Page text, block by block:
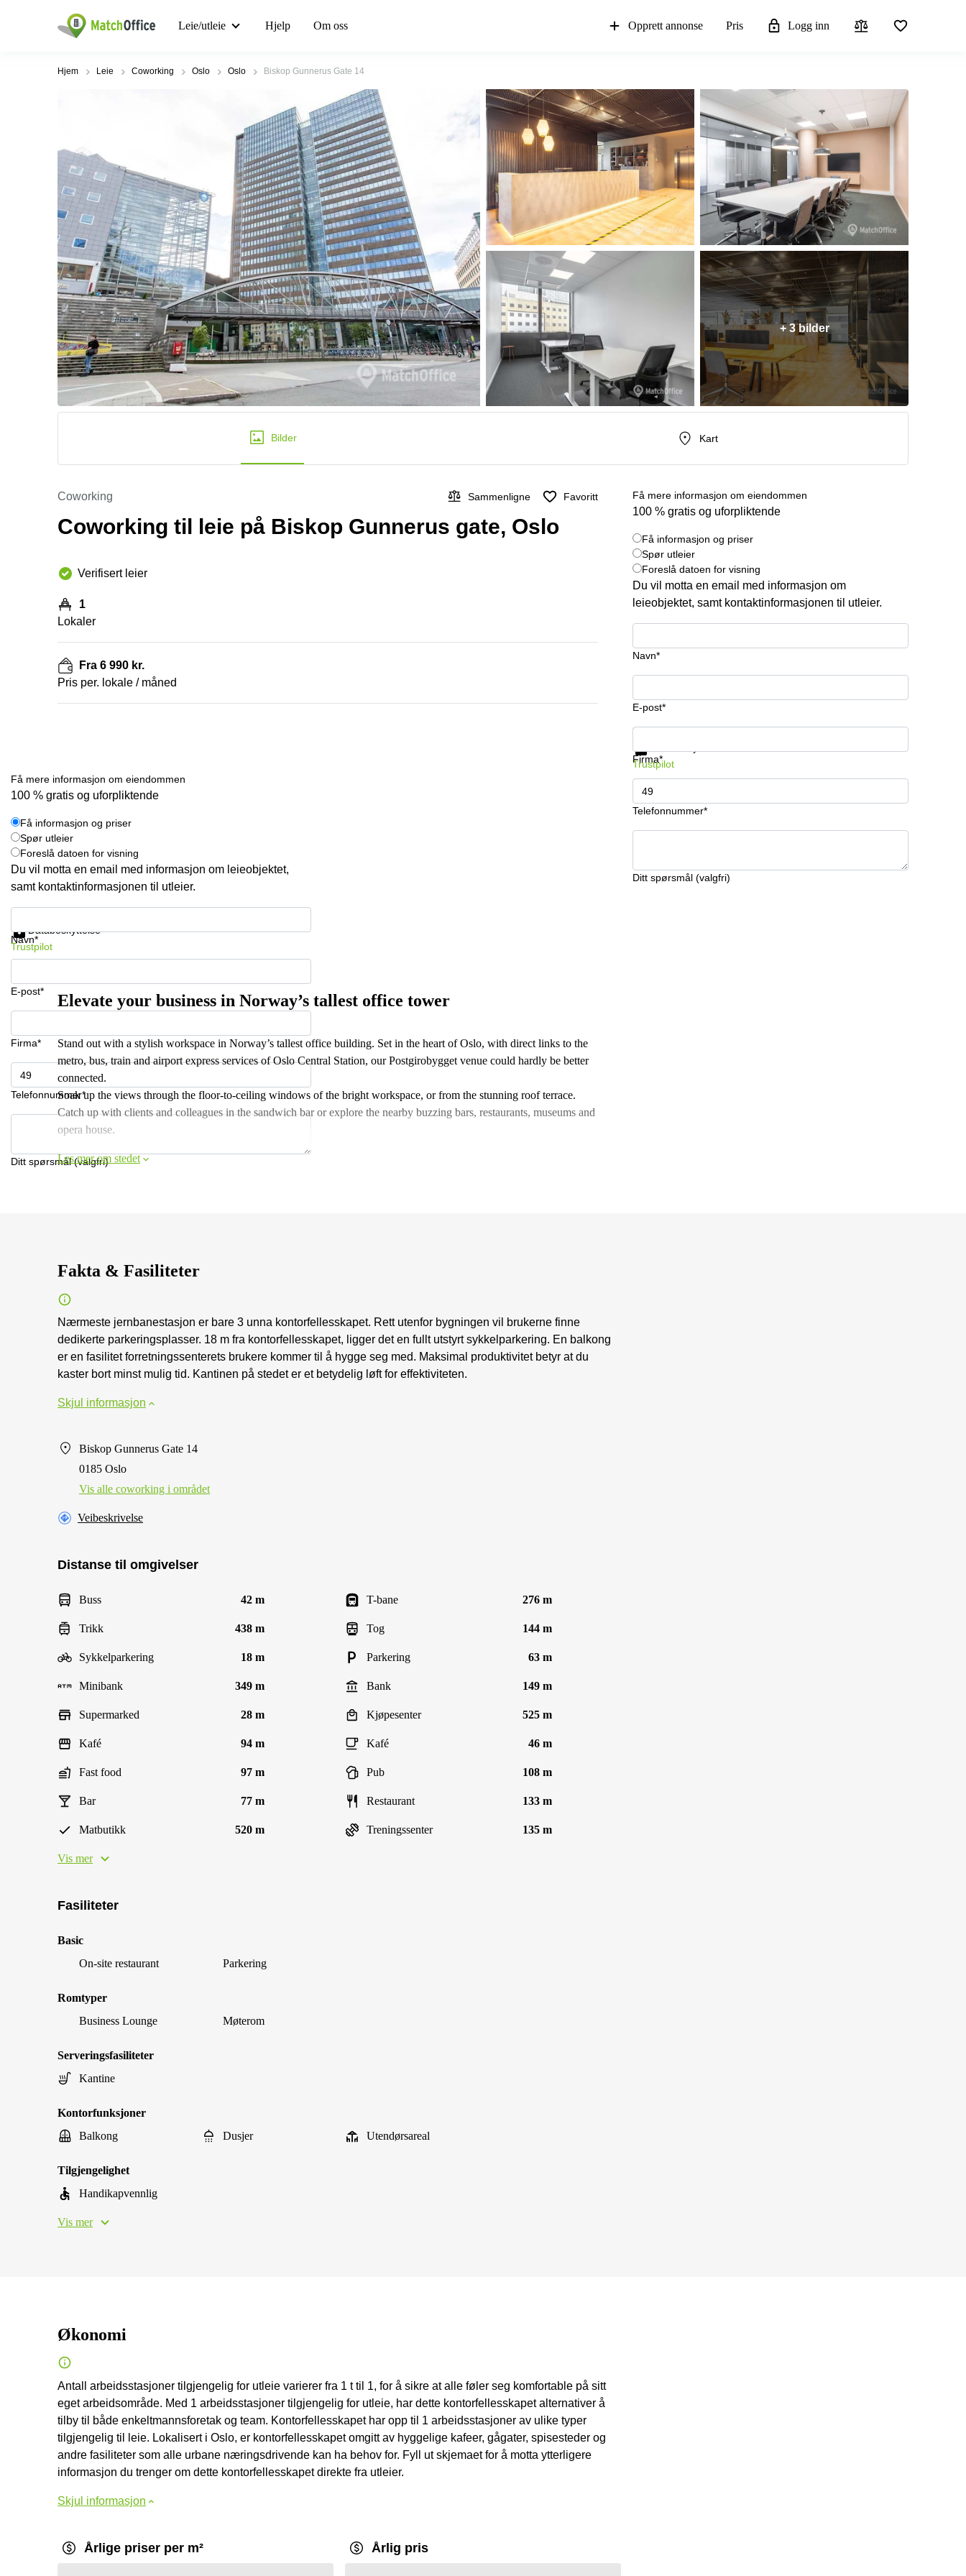
Leie/utleie Hjelp Om oss Opprett annonse Pris Logg inn
Hjem Leie Coworking Oslo Oslo Biskop Gunnerus Gate 14
+ 3 bilder
Bilder Kart
Coworking Sammenligne Favoritt
Coworking til leie på Biskop Gunnerus gate, Oslo
Verifisert leier
1
Lokaler
Fra 6 990 kr.
Pris per. lokale / måned
Få mere informasjon om eiendommen
100 % gratis og uforpliktende
Få informasjon og priser
Spør utleier
Foreslå datoen for visning
Du vil motta en email med informasjon om
leieobjektet, samt kontaktinformasjonen til utleier.
Navn*
E-post*
Firma*
Telefonnummer*
Ditt spørsmål (valgfri)
Få informasjon og priser
Trustpilot
Få mere informasjon om eiendommen
100 % gratis og uforpliktende
Få informasjon og priser
Spør utleier
Foreslå datoen for visning
Du vil motta en email med informasjon om leieobjektet,
samt kontaktinformasjonen til utleier.
Navn*
E-post*
Firma*
Telefonnummer*
Ditt spørsmål (valgfri)
Databeskyttelse
Trustpilot
Elevate your business in Norway’s tallest office tower
Stand out with a stylish workspace in Norway’s tallest office building. Set in the heart of Oslo, with direct links to the
metro, bus, train and airport express services of Oslo Central Station, our Postgirobygget venue could hardly be better
connected.
Soak up the views through the floor-to-ceiling windows of the bright workspace, or from the stunning roof terrace.
Catch up with clients and colleagues in the sandwich bar or explore the nearby buzzing bars, restaurants, museums and
opera house.
Les mer om stedet
Fakta & Fasiliteter
Nærmeste jernbanestasjon er bare 3 unna kontorfellesskapet. Rett utenfor bygningen vil brukerne finne
dedikerte parkeringsplasser. 18 m fra kontorfellesskapet, ligger det en fullt utstyrt sykkelparkering. En balkong
er en fasilitet forretningssenterets brukere kommer til å hygge seg med. Maksimal produktivitet betyr at du
kaster bort minst mulig tid. Kantinen på stedet er et betydelig løft for effektiviteten.
Skjul informasjon
Biskop Gunnerus Gate 14
0185 Oslo
Vis alle сoworking i området
Veibeskrivelse
Distanse til omgivelser
Buss 42 m T-bane 276 m
Trikk 438 m Tog 144 m
Sykkelparkering 18 m Parkering 63 m
Minibank 349 m Bank 149 m
Supermarked 28 m Kjøpesenter 525 m
Kafé 94 m Kafé 46 m
Fast food 97 m Pub 108 m
Bar 77 m Restaurant 133 m
Matbutikk 520 m Treningssenter 135 m
Vis mer
Fasiliteter
Basic
On-site restaurant
Parkering
Romtyper
Business Lounge
Møterom
Serveringsfasiliteter
Kantine
Kontorfunksjoner
Balkong
Dusjer Utendørsareal
Tilgjengelighet
Handikapvennlig
Vis mer
Økonomi
Antall arbeidsstasjoner tilgjengelig for utleie varierer fra 1 t til 1, for å sikre at alle føler seg komfortable på sitt
eget arbeidsområde. Med 1 arbeidsstasjoner tilgjengelig for utleie, har dette kontorfellesskapet alternativer å
tilby til både enkeltmannsforetak og team. Kontorfellesskapet har opp til 1 arbeidsstasjoner av ulike typer
tilgjengelig til leie. Lokalisert i Oslo, er kontorfellesskapet omgitt av hyggelige kafeer, gågater, spisesteder og
andre fasiliteter som alle urbane næringsdrivende kan ha behov for. Fyll ut skjemaet for å motta ytterligere
informasjon du trenger om dette kontorfellesskapet direkte fra utleier.
Skjul informasjon
Årlige priser per m² Årlig pris